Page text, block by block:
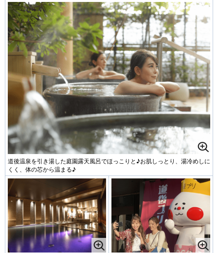
道後温泉を引き湯した庭園露天風呂でほっこりと♪お肌しっとり、湯冷めしに
くく、体の芯から温まる♪